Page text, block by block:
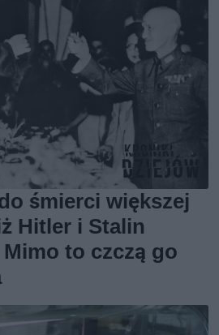
śmierci większej
Hitler i Stalin
to czczą go